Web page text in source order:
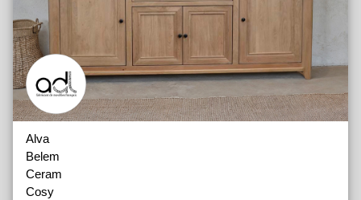
Alva
Belem
Ceram
Cosy